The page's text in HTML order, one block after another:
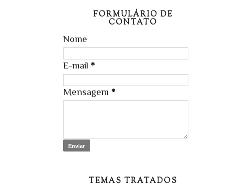
FORMULÁRIO DE
CONTATO
Nome
E-mail *
Mensagem *
TEMAS TRATADOS